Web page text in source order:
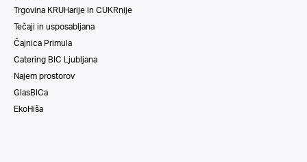
Trgovina KRUHarije in CUKRnije
Tečaji in usposabljana
Čajnica Primula
Catering BIC Ljubljana
Najem prostorov
GlasBICa
EkoHiša